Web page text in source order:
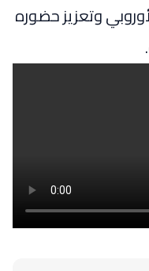
وتعزيز حضوره